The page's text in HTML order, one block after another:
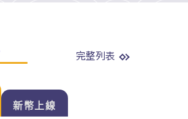
完整列表
新幣上線